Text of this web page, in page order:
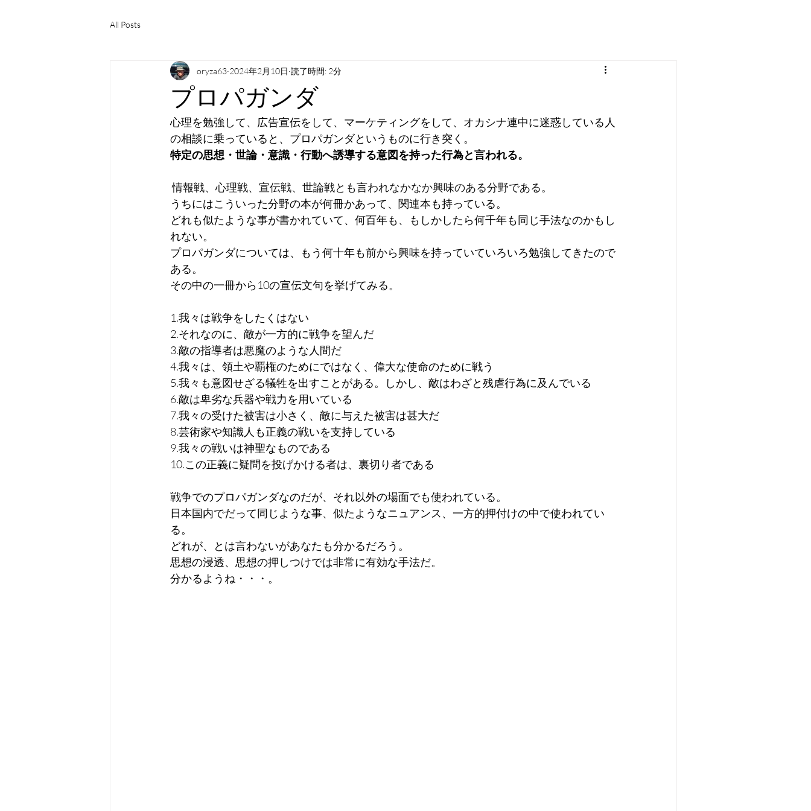
All Posts
プロパガンダ
oryza63 2024年2月10日 読了時間: 2分
心理を勉強して、広告宣伝をして、マーケティングをして、オカシナ連中に迷惑している人
の相談に乗っていると、プロパガンダというものに行き突く。
特定の思想・世論・意識・行動へ誘導する意図を持った行為と言われる。
情報戦、心理戦、宣伝戦、世論戦とも言われなかなか興味のある分野である。
うちにはこういった分野の本が何冊かあって、関連本も持っている。
どれも似たような事が書かれていて、何百年も、もしかしたら何千年も同じ手法なのかもし
れない。
プロパガンダについては、もう何十年も前から興味を持っていていろいろ勉強してきたので
ある。
その中の一冊から10の宣伝文句を挙げてみる。
1.我々は戦争をしたくはない
2.それなのに、敵が一方的に戦争を望んだ
3.敵の指導者は悪魔のような人間だ
4.我々は、領土や覇権のためにではなく、偉大な使命のために戦う
5.我々も意図せざる犠牲を出すことがある。しかし、敵はわざと残虐行為に及んでいる
6.敵は卑劣な兵器や戦力を用いている
7.我々の受けた被害は小さく、敵に与えた被害は甚大だ
8.芸術家や知識人も正義の戦いを支持している
9.我々の戦いは神聖なものである
10.この正義に疑問を投げかける者は、裏切り者である
戦争でのプロパガンダなのだが、それ以外の場面でも使われている。
日本国内でだって同じような事、似たようなニュアンス、一方的押付けの中で使われてい
る。
どれが、とは言わないがあなたも分かるだろう。
思想の浸透、思想の押しつけでは非常に有効な手法だ。
分かるようね・・・。